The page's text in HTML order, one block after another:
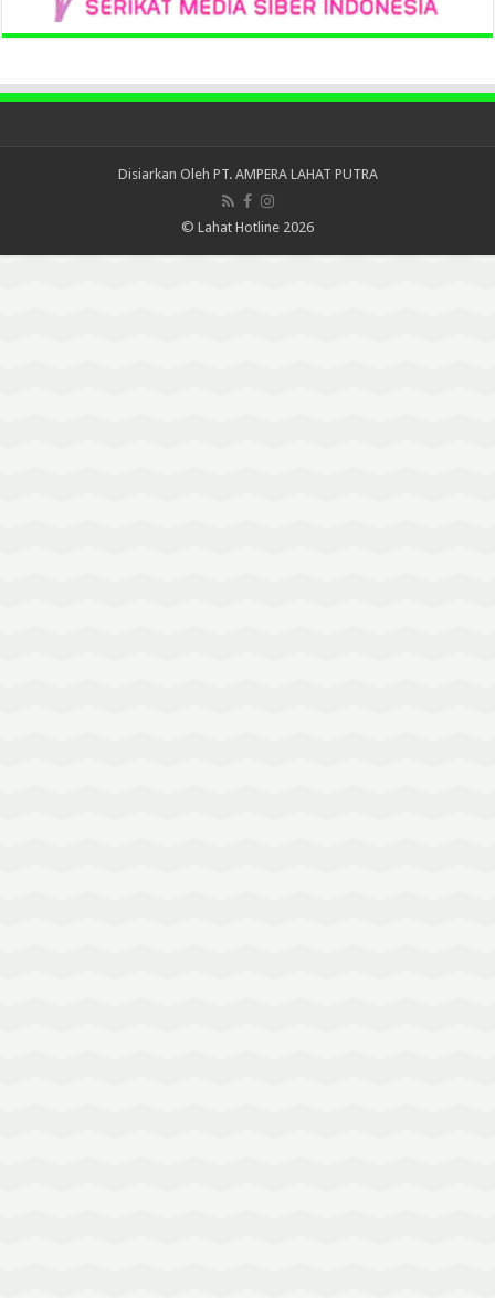
Disiarkan Oleh PT. AMPERA LAHAT PUTRA
© Lahat Hotline 2026